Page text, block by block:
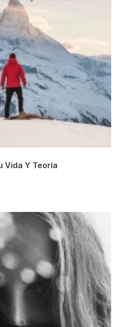
Vida Y Teoría